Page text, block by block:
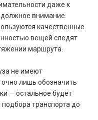
даже к
внимание
качественные
вещей следят
маршрута.
не имеют
лишь обозначить
— остальное будет
транспорта до